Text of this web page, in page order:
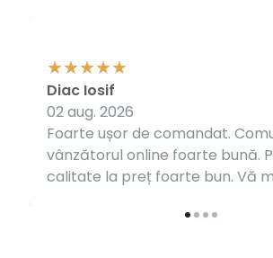
Foarte ușor de comandat.
vânzătorul online foarte bună.
calitate la preț foarte bun. Vă
Diac Iosif
02 aug. 2026